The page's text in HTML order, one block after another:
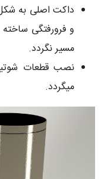
داکت اصلی به
و فرورفتگی
مسیر نگردد.
نصب قطعات
میگردد.